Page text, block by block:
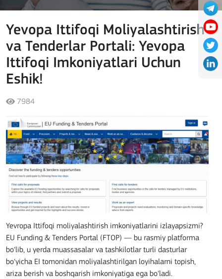
Yevopa Ittifoqi Moliyalashtirish
va Tenderlar Portali: Yevopa
Ittifoqi Imkoniyatlari Uchun
Eshik!
7984
Yevropa Ittifoqi moliyalashtirish imkoniyatlarini izlayapsizmi?
EU Funding & Tenders Portal (FTOP) — bu rasmiy platforma
bo‘lib, u yerda muassasalar va tashkilotlar turli dasturlar
bo‘yicha EI tomonidan moliyalashtirilgan loyihalarni topish,
ariza berish va boshqarish imkoniyatiga ega bo‘ladi.